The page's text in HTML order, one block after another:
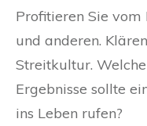
Profitieren Sie
und anderen.
Streitkultur.
Ergebnisse sollte
ins Leben rufen?